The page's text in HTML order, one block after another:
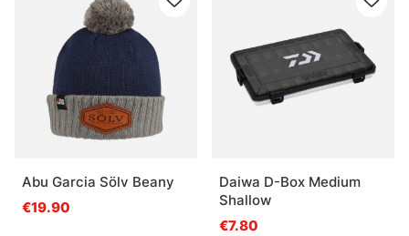
Abu Garcia Sölv Beany
€19.90
Daiwa D-Box Medium
Shallow
€7.80